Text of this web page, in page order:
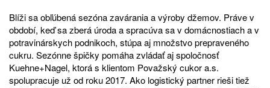
Blíži sa obľúbená sezóna zavárania a výroby džemov. Práve v
období, keď sa zberá úroda a spracúva sa v domácnostiach a v
potravinárskych podnikoch, stúpa aj množstvo prepraveného
cukru. Sezónne špičky pomáha zvládať aj spoločnosť
Kuehne+Nagel, ktorá s klientom Považský cukor a.s.
spolupracuje už od roku 2017. Ako logistický partner rieši tiež